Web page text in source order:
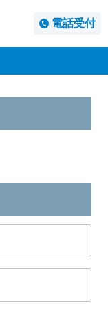
電話受付